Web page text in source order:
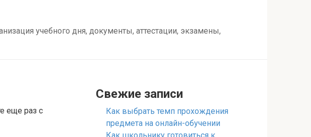
учебного дня, документы, аттестации, экзамены,
еще раз с
Свежие записи
Как выбрать темп прохождения
предмета на онлайн-обучении